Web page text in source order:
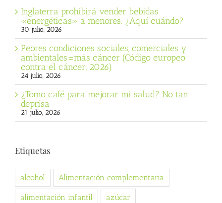
Inglaterra prohibirá vender bebidas
«energéticas» a menores. ¿Aquí cuándo?
30 julio, 2026
Peores condiciones sociales, comerciales y
ambientales=más cáncer (Código europeo
contra el cáncer, 2026)
24 julio, 2026
¿Tomo café para mejorar mi salud? No tan
deprisa
21 julio, 2026
Etiquetas
alcohol Alimentación complementaria
alimentación infantil azúcar